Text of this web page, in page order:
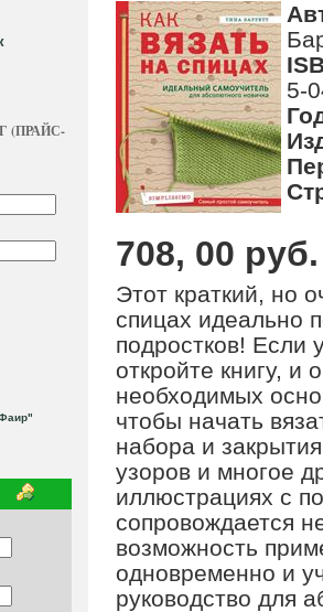
(ПРАЙС-
5-
708, 00 руб.
Этот краткий, но
спицах идеально
подростков! Если
откройте книгу, и
необходимых
чтобы начать
набора и
узоров и многое
иллюстрациях с
сопровождается
возможность
одновременно и
руководство для